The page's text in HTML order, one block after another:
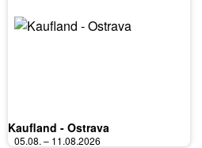
Kaufland - Ostrava
05.08. – 11.08.2026